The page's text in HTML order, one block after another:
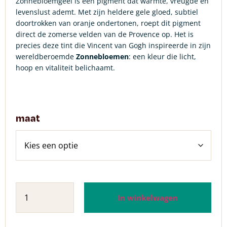
levenslust ademt. Met zijn heldere gele gloed, subtiel
doortrokken van oranje ondertonen, roept dit pigment
direct de zomerse velden van de Provence op. Het is
precies deze tint die Vincent van Gogh inspireerde in zijn
wereldberoemde Zonnebloemen: een kleur die licht,
hoop en vitaliteit belichaamt.
maat
In winkelwagen